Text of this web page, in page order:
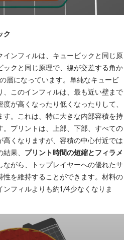
ク
インフィルは、キュービックと同じ原
ックと同じ原理で、線が交差する角か
層になっています。単純なキュービ
、このインフィルは、最も近い壁まで
が高くなったり低くなったりして、
す。これは、特に大きな内部容積を持
。プリントは、上部、下部、すべての
くなりますが、容積の中心付近では
果、 プリント時間の短縮とフィラメ
ながら、トップレイヤーへの優れたサ
性を維持することができます。材料の
フィルよりも約1/4少なくなりま